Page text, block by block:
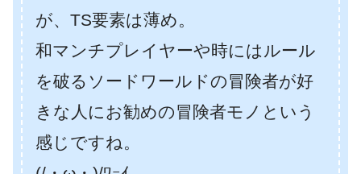
が、TS要素は薄め。
和マンチプレイヤーや時にはルール
を破るソードワールドの冒険者が好
きな人にお勧めの冒険者モノという
感じですね。